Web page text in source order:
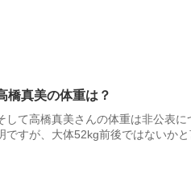
橋真美の体重は？
して高橋真美さんの体重は非公表
ですが、大体52kg前後ではないかと